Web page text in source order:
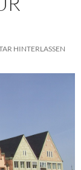
HINTERLASSEN